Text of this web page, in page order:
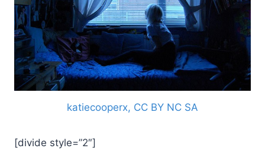
katiecooperx, CC BY NC SA
[divide style=”2″]